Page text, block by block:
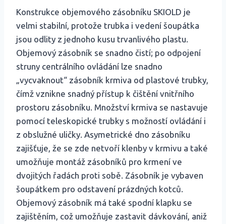
Konstrukce objemového zásobníku SKIOLD je
velmi stabilní, protože trubka i vedení šoupátka
jsou odlity z jednoho kusu trvanlivého plastu.
Objemový zásobník se snadno čistí; po odpojení
struny centrálního ovládání lze snadno
„vycvaknout“ zásobník krmiva od plastové trubky,
čímž vznikne snadný přístup k čištění vnitřního
prostoru zásobníku. Množství krmiva se nastavuje
pomocí teleskopické trubky s možností ovládání i
z obslužné uličky. Asymetrické dno zásobníku
zajišťuje, že se zde netvoří klenby v krmivu a také
umožňuje montáž zásobníků pro krmení ve
dvojitých řadách proti sobě. Zásobník je vybaven
šoupátkem pro odstavení prázdných kotců.
Objemový zásobník má také spodní klapku se
zajištěním, což umožňuje zastavit dávkování, aniž